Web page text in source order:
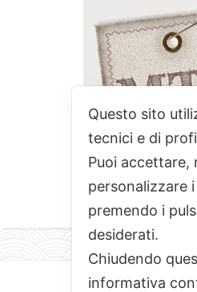
Questo sito
tecnici e di
Puoi accettare,
personalizzare
premendo i
desiderati.
Chiudendo
informativa